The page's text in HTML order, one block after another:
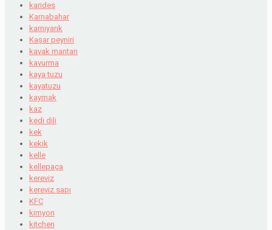
karides
Karnabahar
karnıyarık
Kaşar peyniri
kavak mantarı
kavurma
kaya tuzu
kayatuzu
kaymak
kaz
kedi dili
kek
kekik
kelle
kellepaça
kereviz
kereviz sapı
KFC
kimyon
kitchen